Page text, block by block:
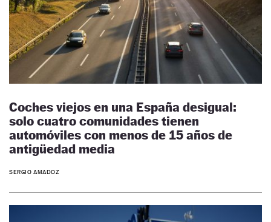
Coches viejos en una España desigual:
solo cuatro comunidades tienen
automóviles con menos de 15 años de
antigüedad media
SERGIO AMADOZ